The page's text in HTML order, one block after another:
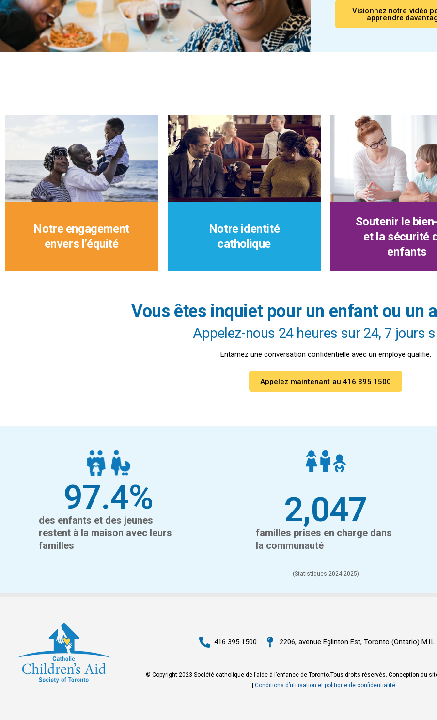
Visionnez notre vidéo
apprendre
Notre engagement
envers l’équité
Notre identité
catholique
Cliquez ici
Soutenir le
et la sécurité
enfants
Cliquez ici
Vous êtes inquiet pour un enfant ou un
Appelez-nous 24 heures sur 24, 7 jours
Entamez une conversation confidentielle avec un employé qualifié.
Appelez maintenant au 416 395 1500
des enfants et des jeunes
restent à la maison avec leurs
familles
97.4%
familles prises en charge dans
la communauté
2,047
(Statistiques 2024 2025)
416 395 1500 2206, avenue Eglinton Est, Toronto (Ontario) M1L
© Copyright 2023 Société catholique de l’aide à l’enfance de Toronto.Tous droits réservés. Conception du
Conditions d’utilisation et politique de confidentialité